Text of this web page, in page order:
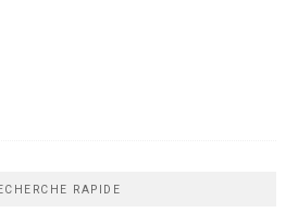
RAPIDE